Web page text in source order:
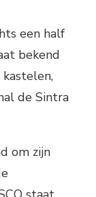
een half
bekend
de Sintra
om zijn